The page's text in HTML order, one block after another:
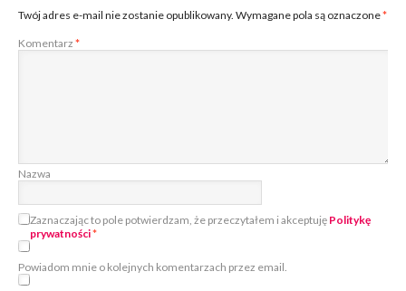
Twój adres e-mail nie zostanie opublikowany. Wymagane pola są oznaczone*
Komentarz *
Nazwa
Zaznaczając to pole potwierdzam, że przeczytałem i akceptuję Politykę
prywatności*
Powiadom mnie o kolejnych komentarzach przez email.